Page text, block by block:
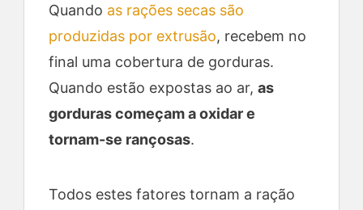
Quando as rações secas são
produzidas por extrusão, recebem no
final uma cobertura de gorduras.
Quando estão expostas ao ar, as
gorduras começam a oxidar e
tornam-se rançosas.
Todos estes fatores tornam a ração